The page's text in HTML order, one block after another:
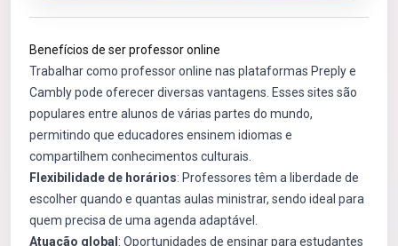
Benefícios de ser professor online
Trabalhar como professor online nas plataformas Preply e
Cambly pode oferecer diversas vantagens. Esses sites são
populares entre alunos de várias partes do mundo,
permitindo que educadores ensinem idiomas e
compartilhem conhecimentos culturais.
Flexibilidade de horários: Professores têm a liberdade de
escolher quando e quantas aulas ministrar, sendo ideal para
quem precisa de uma agenda adaptável.
Atuação global : Oportunidades de ensinar para estudantes